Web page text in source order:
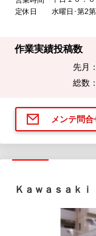
定休日
水曜日･第2
作業実績投稿数
先月：
総数：
メンテ問合
Ｋａｗａｓａｋ